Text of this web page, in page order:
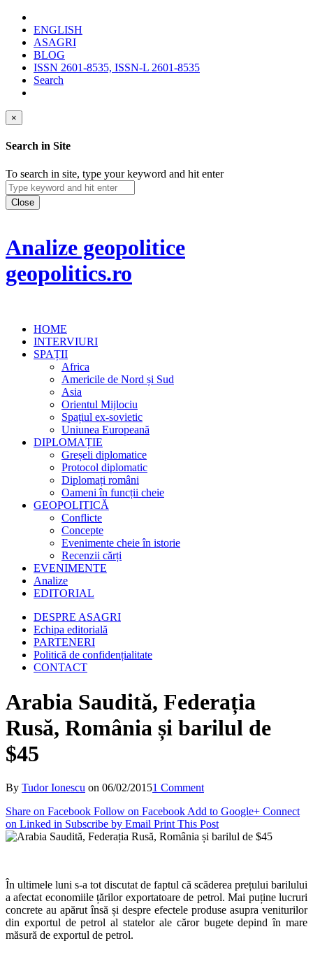
ENGLISH
ASAGRI
BLOG
ISSN 2601-8535, ISSN-L 2601-8535
Search
×
Search in Site
To search in site, type your keyword and hit enter
Close
Analize geopolitice
geopolitics.ro
HOME
INTERVIURI
SPAȚII
Africa
Americile de Nord și Sud
Asia
Orientul Mijlociu
Spațiul ex-sovietic
Uniunea Europeană
DIPLOMAȚIE
Greșeli diplomatice
Protocol diplomatic
Diplomați români
Oameni în funcții cheie
GEOPOLITICĂ
Conflicte
Concepte
Evenimente cheie în istorie
Recenzii cărți
EVENIMENTE
Analize
EDITORIAL
DESPRE ASAGRI
Echipa editorială
PARTENERI
Politică de confidențialitate
CONTACT
Arabia Saudită, Federația
Rusă, România și barilul de
$45
By Tudor Ionescu on 06/02/20151 Comment
Share on Facebook Follow on Facebook Add to Google+ Connect
on Linked in Subscribe by Email Print This Post
În ultimele luni s-a tot discutat de faptul că scăderea prețului barilului
a afectat economiile țărilor exportatoare de petrol. Mai puține lucruri
concrete au apărut însă și despre efectele produse asupra veniturilor
din exportul de petrol al statelor ale căror bugete depind în mare
măsură de exportul de petrol.